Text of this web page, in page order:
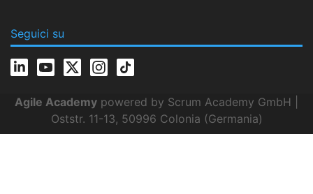
Seguici su
Agile Academy powered by Scrum Academy GmbH |
Oststr. 11-13, 50996 Colonia (Germania)